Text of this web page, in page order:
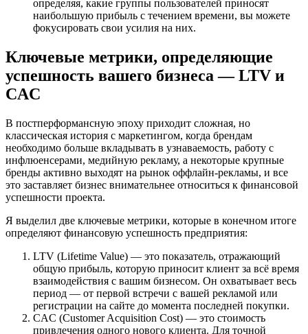
определяя, какие группы пользователей приносят
наибольшую прибыль с течением времени, вы можете
фокусировать свои усилия на них.
Ключевые метрики, определяющие
успешность вашего бизнеса — LTV и
CAC
В постперформансную эпоху приходит сложная, но
классическая история с маркетингом, когда брендам
необходимо больше вкладывать в узнаваемость, работу с
инфлюенсерами, медийную рекламу, а некоторые крупные
бренды активно выходят на рынок оффлайн-рекламы, и все
это заставляет бизнес внимательнее относиться к финансовой
успешности проекта.
Я выделил две ключевые метрики, которые в конечном итоге
определяют финансовую успешность предприятия:
LTV (Lifetime Value) — это показатель, отражающий
общую прибыль, которую приносит клиент за всё время
взаимодействия с вашим бизнесом. Он охватывает весь
период — от первой встречи с вашей рекламой или
регистрации на сайте до момента последней покупки.
CAC (Customer Acquisition Cost) — это стоимость
привлечения одного нового клиента. Для точной